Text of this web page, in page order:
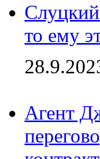
то ему
Агент